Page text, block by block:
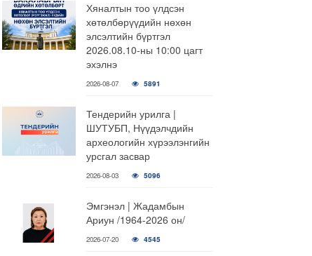
Хяналтын тоо үлдсэн
хөтөлбөрүүдийн нөхөн
элсэлтийн бүртгэл
2026.08.10-ны 10:00 цагт
эхэлнэ
2026-08-07 5891
Тендерийн урилга |
ШУТУБП, Нүүдэлчдийн
археологийн хүрээлэнгийн
урсгал засвар
2026-08-03 5096
Эмгэнэл | Жадамбын
Ариун /1964-2026 он/
2026-07-20 4545